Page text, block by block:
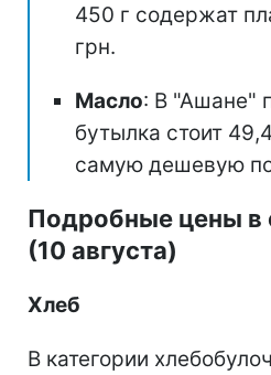
450 г содержат
грн.
Масло: В "Ашане"
бутылка стоит
самую дешевую
Подробные цены в
(10 августа)
Хлеб
В категории